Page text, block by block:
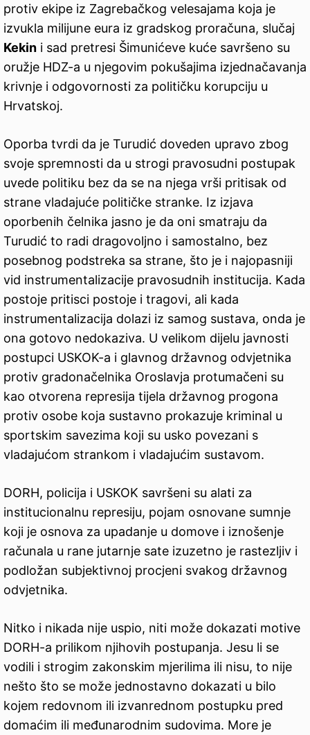
protiv ekipe iz Zagrebačkog velesajama koja je
izvukla milijune eura iz gradskog proračuna, slučaj
Kekin i sad pretresi Šimunićeve kuće savršeno su
oružje HDZ-a u njegovim pokušajima izjednačavanja
krivnje i odgovornosti za političku korupciju u
Hrvatskoj.
Oporba tvrdi da je Turudić doveden upravo zbog
svoje spremnosti da u strogi pravosudni postupak
uvede politiku bez da se na njega vrši pritisak od
strane vladajuće političke stranke. Iz izjava
oporbenih čelnika jasno je da oni smatraju da
Turudić to radi dragovoljno i samostalno, bez
posebnog podstreka sa strane, što je i najopasniji
vid instrumentalizacije pravosudnih institucija. Kada
postoje pritisci postoje i tragovi, ali kada
instrumentalizacija dolazi iz samog sustava, onda je
ona gotovo nedokaziva. U velikom dijelu javnosti
postupci USKOK-a i glavnog državnog odvjetnika
protiv gradonačelnika Oroslavja protumačeni su
kao otvorena represija tijela državnog progona
protiv osobe koja sustavno prokazuje kriminal u
sportskim savezima koji su usko povezani s
vladajućom strankom i vladajućim sustavom.
DORH, policija i USKOK savršeni su alati za
institucionalnu represiju, pojam osnovane sumnje
koji je osnova za upadanje u domove i iznošenje
računala u rane jutarnje sate izuzetno je rastezljiv i
podložan subjektivnoj procjeni svakog državnog
odvjetnika.
Nitko i nikada nije uspio, niti može dokazati motive
DORH-a prilikom njihovih postupanja. Jesu li se
vodili i strogim zakonskim mjerilima ili nisu, to nije
nešto što se može jednostavno dokazati u bilo
kojem redovnom ili izvanrednom postupku pred
domaćim ili međunarodnim sudovima. More je